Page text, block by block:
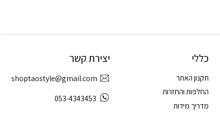
כללי
תקנון האתר
החלפות והחזרות
מדריך מידות
יצירת קשר
shoptaostyle@gmail.com
053-4343453